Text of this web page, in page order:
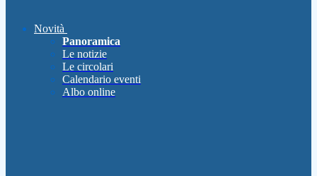
Novità
Panoramica
Le notizie
Le circolari
Calendario eventi
Albo online